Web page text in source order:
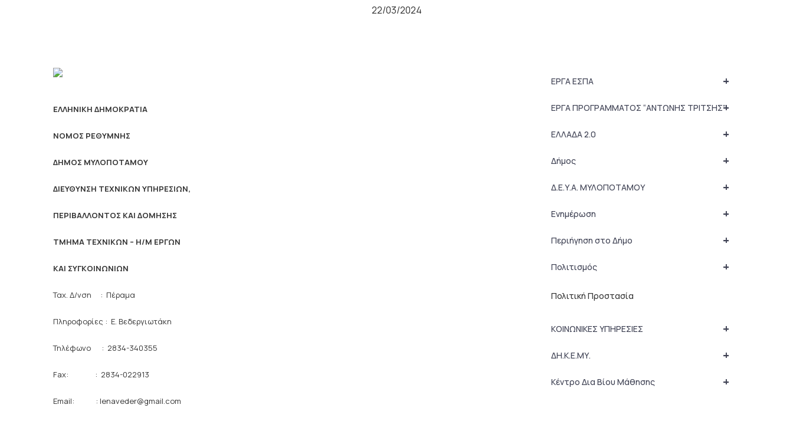
22/03/2024
ΕΛΛΗΝΙΚΗ ΔΗΜΟΚΡΑΤΙΑ
ΝΟΜΟΣ ΡΕΘΥΜΝΗΣ
ΔΗΜΟΣ ΜΥΛΟΠΟΤΑΜΟΥ
ΔΙΕΥΘΥΝΣΗ ΤΕΧΝΙΚΩΝ ΥΠΗΡΕΣΙΩΝ,
ΠΕΡΙΒΑΛΛΟΝΤΟΣ ΚΑΙ ΔΟΜΗΣΗΣ
ΤΜΗΜΑ ΤΕΧΝΙΚΩΝ – Η/Μ ΕΡΓΩΝ
ΚΑΙ ΣΥΓΚΟΙΝΩΝΙΩΝ
Ταχ. Δ/νση : Πέραμα
Πληροφορίες : Ε. Βεδεργιωτάκη
Τηλέφωνο : 2834-340355
Fax: : 2834-022913
Email: : lenaveder@gmail.com
+
ΕΡΓΑ ΕΣΠΑ
+
ΕΡΓΑ ΠΡΟΓΡΑΜΜΑΤΟΣ “ΑΝΤΩΝΗΣ ΤΡΙΤΣΗΣ”
+
ΕΛΛΑΔΑ 2.0
+
Δήμος
+
Δ.Ε.Υ.Α. ΜΥΛΟΠΟΤΑΜΟΥ
+
Ενημέρωση
+
Περιήγηση στο Δήμο
+
Πολιτισμός
Πολιτική Προστασία
+
ΚΟΙΝΩΝΙΚΕΣ ΥΠΗΡΕΣΙΕΣ
+
ΔΗ.Κ.Ε.ΜΥ.
+
Κέντρο Δια Βίου Μάθησης